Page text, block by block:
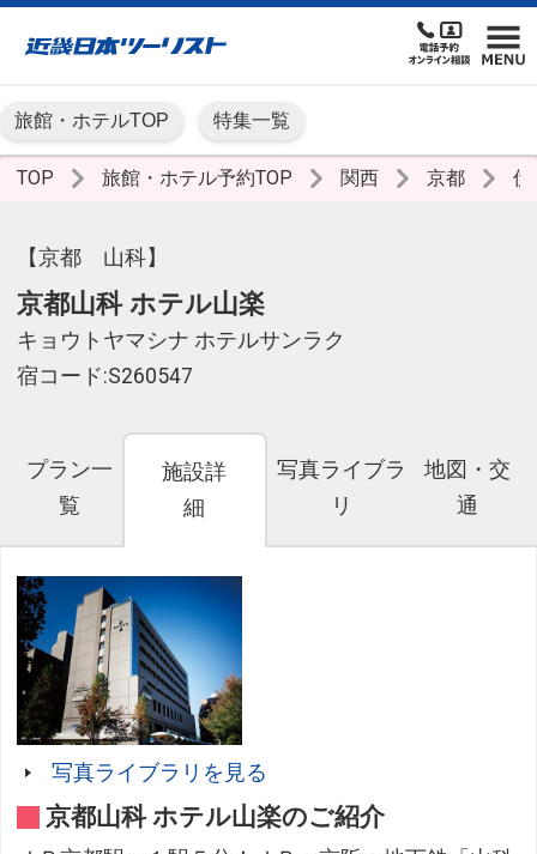
旅館・ホテルTOP 特集一覧
TOP 旅館・ホテル予約TOP 関西 京都
【京都 山科】
京都山科 ホテル山楽
キョウトヤマシナ ホテルサンラク
宿コード:S260547
プラン一
覧
施設詳
細
写真ライブラ
リ
地図・交
通
写真ライブラリを見る
京都山科 ホテル山楽のご紹介